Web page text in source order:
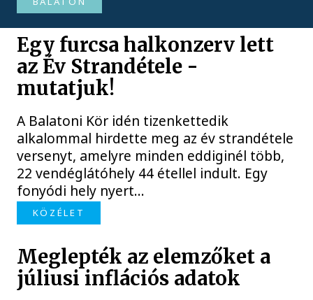
Egy furcsa halkonzerv lett
az Év Strandétele -
mutatjuk!
A Balatoni Kör idén tizenkettedik
alkalommal hirdette meg az év strandétele
versenyt, amelyre minden eddiginél több,
22 vendéglátóhely 44 étellel indult. Egy
fonyódi hely nyert...
KÖZÉLET
Meglepték az elemzőket a
júliusi inflációs adatok